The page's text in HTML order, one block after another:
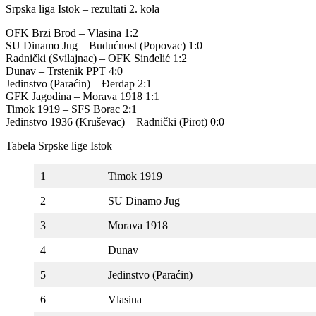
Srpska liga Istok – rezultati 2. kola
OFK Brzi Brod – Vlasina 1:2
SU Dinamo Jug – Budućnost (Popovac) 1:0
Radnički (Svilajnac) – OFK Sinđelić 1:2
Dunav – Trstenik PPT 4:0
Jedinstvo (Paraćin) – Đerdap 2:1
GFK Jagodina – Morava 1918 1:1
Timok 1919 – SFS Borac 2:1
Jedinstvo 1936 (Kruševac) – Radnički (Pirot) 0:0
Tabela Srpske lige Istok
1 Timok 1919
2 SU Dinamo Jug
3 Morava 1918
4 Dunav
5 Jedinstvo (Paraćin)
6 Vlasina